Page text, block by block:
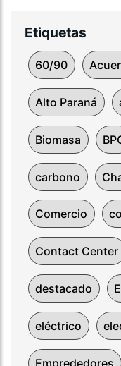
Etiquetas
60/90
Alto Paraná
Biomasa
carbono
Comercio
Contact Center
destacado
eléctrico
Emprededores